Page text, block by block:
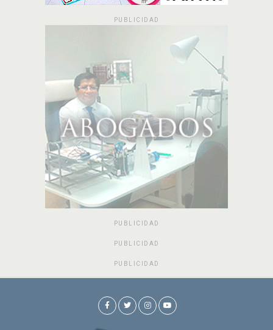
PUBLICIDAD
PUBLICIDAD
PUBLICIDAD
PUBLICIDAD